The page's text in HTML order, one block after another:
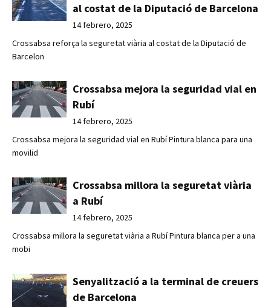
al costat de la Diputació de Barcelona
14 febrero, 2025
Crossabsa reforça la seguretat viària al costat de la Diputació de
Barcelon
Crossabsa mejora la seguridad vial en
Rubí
14 febrero, 2025
Crossabsa mejora la seguridad vial en Rubí Pintura blanca para una
movilid
Crossabsa millora la seguretat viària
a Rubí
14 febrero, 2025
Crossabsa millora la seguretat viària a Rubí Pintura blanca per a una
mobi
Senyalització a la terminal de creuers
de Barcelona